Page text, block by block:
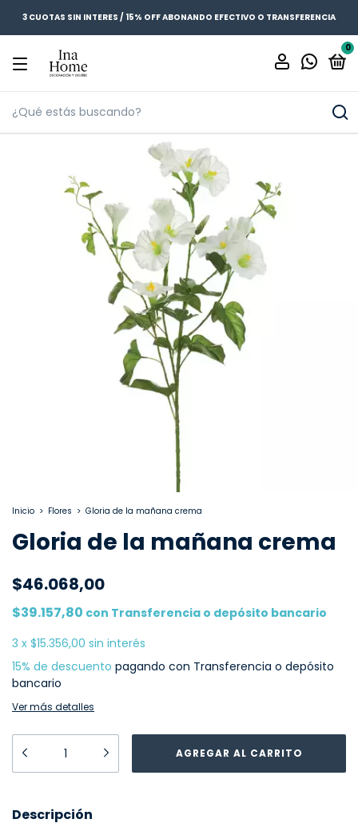
3 CUOTAS SIN INTERES / 15% OFF ABONANDO EFECTIVO O TRANSFERENCIA
0
Inicio > Flores > Gloria de la mañana crema
Gloria de la mañana crema
$46.068,00
$39.157,80 con Transferencia o depósito bancario
3 x $15.356,00 sin interés
15% de descuento pagando con Transferencia o depósito
bancario
Ver más detalles
Descripción